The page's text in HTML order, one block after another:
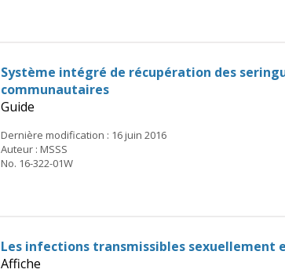
Système intégré de récupération des
communautaires
Guide
Dernière modification : 16 juin 2016
Auteur : MSSS
No. 16-322-01W
Les infections transmissibles sexuellement
Affiche